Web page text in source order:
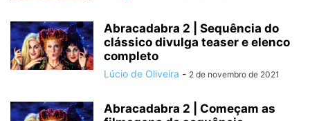
Abracadabra 2 | Sequência do
clássico divulga teaser e elenco
completo
Lúcio de Oliveira - 2 de novembro de 2021
Abracadabra 2 | Começam as